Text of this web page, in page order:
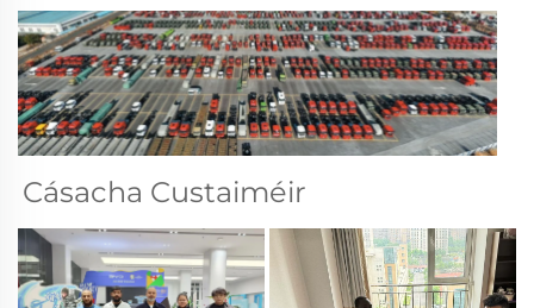
Cásacha Custaiméir